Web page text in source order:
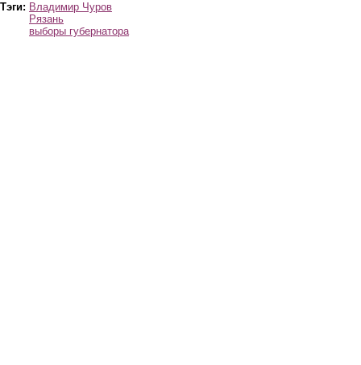
Тэги: Владимир Чуров
Рязань
выборы губернатора